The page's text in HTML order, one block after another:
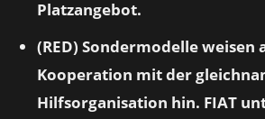
Platzangebot.
(RED) Sondermodelle weisen
Kooperation mit der
Hilfsorganisation hin. FIAT